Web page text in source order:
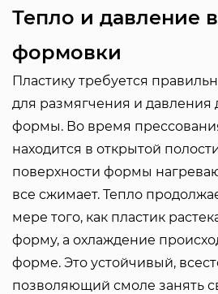
Тепло и давление
формовки
Пластику требуется
для размягчения и давления
формы. Во время
находится в открытой
поверхности формы
все сжимает. Тепло
мере того, как пластик
форму, а охлаждение
форме. Это устойчивый,
позволяющий смоле занять